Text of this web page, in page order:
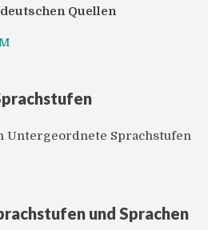
Quellen
Untergeordnete Sprachstufen
und Sprachen